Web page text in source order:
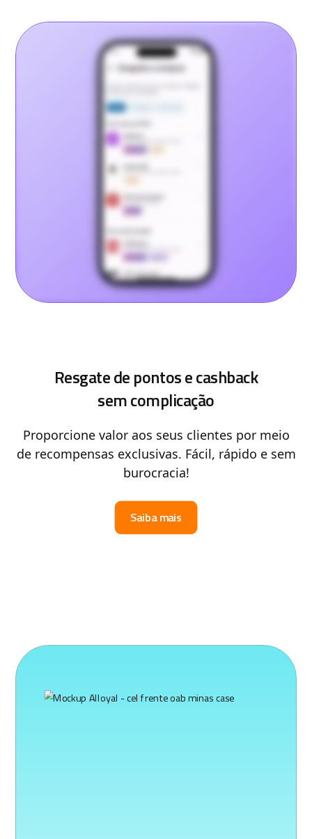
Resgate de pontos e cashback
sem complicação
Proporcione valor aos seus clientes por meio
de recompensas exclusivas. Fácil, rápido e sem
burocracia!
Saiba mais